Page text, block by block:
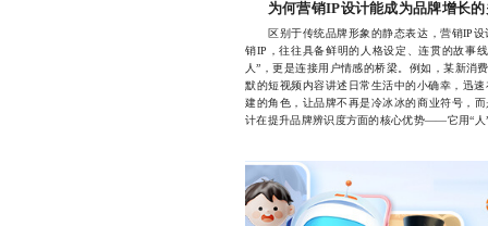
为何营销IP设计能成为品牌增长
区别于传统品牌形象的静态表达，营销IP设
销IP，往往具备鲜明的人格设定、连贯的故事
人”，更是连接用户情感的桥梁。例如，某新消
默的短视频内容讲述日常生活中的小确幸，迅
建的角色，让品牌不再是冷冰冰的商业符号，
计在提升品牌辨识度方面的核心优势——它用“人